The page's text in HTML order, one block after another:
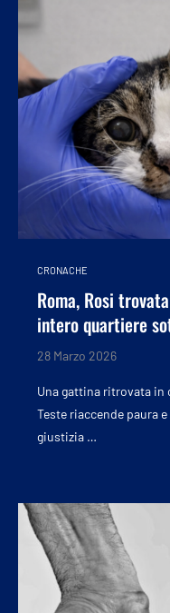
CRONACHE
Roma, Rosi
intero quartiere
28 Marzo 2026
Una gattina ritrovata in
Teste riaccende paura
giustizia …